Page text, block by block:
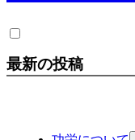
最新の投稿